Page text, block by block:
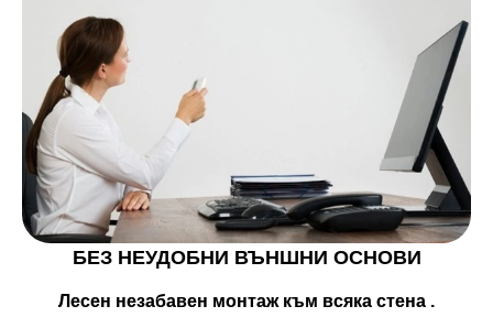
БЕЗ НЕУДОБНИ ВЪНШНИ ОСНОВИ
Лесен незабавен монтаж към всяка стена .